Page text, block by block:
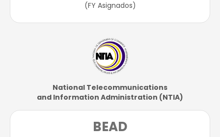
(FY Asignados)​
National Telecommunications​
and Information Administration (NTIA)​
BEAD